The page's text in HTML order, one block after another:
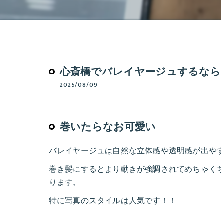
心斎橋でバレイヤージュするな
2025/08/09
巻いたらなお可愛い
バレイヤージュは自然な立体感や透明感が出や
巻き髪にするとより動きが強調されてめちゃく
ります。
特に写真のスタイルは人気です！！